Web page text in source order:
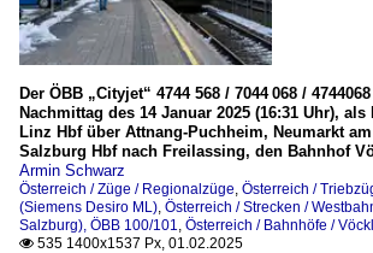
Der ÖBB „Cityjet“ 4744 568 / 7044 068 /
Nachmittag des 14 Januar 2025 (16:31 Uhr), als
Linz Hbf über Attnang-Puchheim, Neumarkt
Salzburg Hbf nach Freilassing, den Bahnhof
Armin Schwarz
Österreich / Züge / Regionalzüge, Österreich /
(Siemens Desiro ML), Österreich / Strecken /
Salzburg), ÖBB 100/101, Österreich / Bahnhöfe /
 535 1400x1537 Px, 01.02.2025